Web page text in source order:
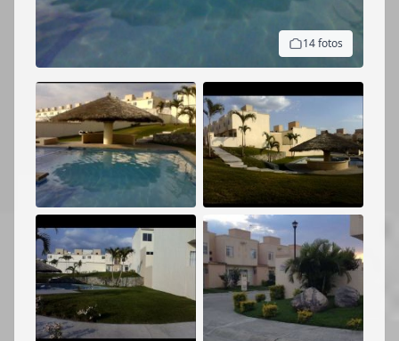
14 fotos